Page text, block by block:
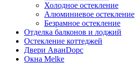
Холодное остекление
Алюминиевое остекление
Безрамное остекление
Отделка балконов и лоджий
Остекление коттеджей
Двери АванDорс
Окна Melke